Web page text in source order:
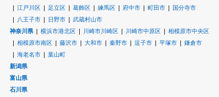
江戸川区
足立区 葛飾区 練馬区 府中市 町田市
国分寺市
八王子市
日野市
武蔵村山市
神奈川県
横浜市港北区 川崎市川崎区 川崎市中原区
相模原市中央区
相模原市南区
藤沢市 大和市 秦野市 逗子市 平塚市
鎌倉市
海老名市
葉山町
新潟県
富山県
石川県